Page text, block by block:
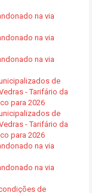
na via
na via
na via
de
- Tarifário da
para 2026
de
- Tarifário da
para 2026
na via
na via
de